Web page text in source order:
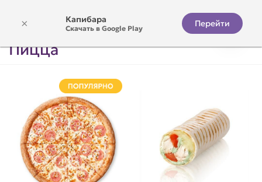
Пицца
× Капибара
Скачать в Google Play Перейти